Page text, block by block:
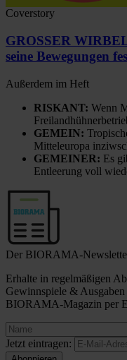
Coverstory
GROSSER
seine Bewegungen
Außerdem im Heft
RISKANT: Wenn
GEMEIN:
Mitteleuropa
GEMEINER: Es
Entleerung voll
Der BIORAMA-
Erhalte in regelmäßigen
Gewinnspiele &
BIORAMA-Magazin per
Jetzt eintragen: